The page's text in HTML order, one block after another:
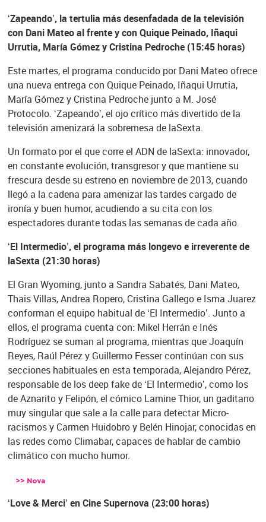
‘Zapeando’, la tertulia más desenfadada de la televisión
con Dani Mateo al frente y con Quique Peinado, Iñaqui
Urrutia, María Gómez y Cristina Pedroche (15:45 horas)
Este martes, el programa conducido por Dani Mateo ofrece
una nueva entrega con Quique Peinado, Iñaqui Urrutia,
María Gómez y Cristina Pedroche junto a M. José
Protocolo. ‘Zapeando’, el ojo crítico más divertido de la
televisión amenizará la sobremesa de laSexta.
Un formato por el que corre el ADN de laSexta: innovador,
en constante evolución, transgresor y que mantiene su
frescura desde su estreno en noviembre de 2013, cuando
llegó a la cadena para amenizar las tardes cargado de
ironía y buen humor, acudiendo a su cita con los
espectadores durante todas las semanas de cada año.
‘El Intermedio’, el programa más longevo e irreverente de
laSexta (21:30 horas)
El Gran Wyoming, junto a Sandra Sabatés, Dani Mateo,
Thais Villas, Andrea Ropero, Cristina Gallego e Isma Juarez
conforman el equipo habitual de ‘El Intermedio’. Junto a
ellos, el programa cuenta con: Mikel Herrán e Inés
Rodríguez se suman al programa, mientras que Joaquín
Reyes, Raúl Pérez y Guillermo Fesser continúan con sus
secciones habituales en esta temporada, Alejandro Pérez,
responsable de los deep fake de ‘El Intermedio’, como los
de Aznarito y Felipón, el cómico Lamine Thior, un gaditano
muy singular que sale a la calle para detectar Micro-
racismos y Carmen Huidobro y Belén Hinojar, conocidas en
las redes como Climabar, capaces de hablar de cambio
climático con mucho humor.
‘Love & Merci’ en Cine Supernova (23:00 horas)